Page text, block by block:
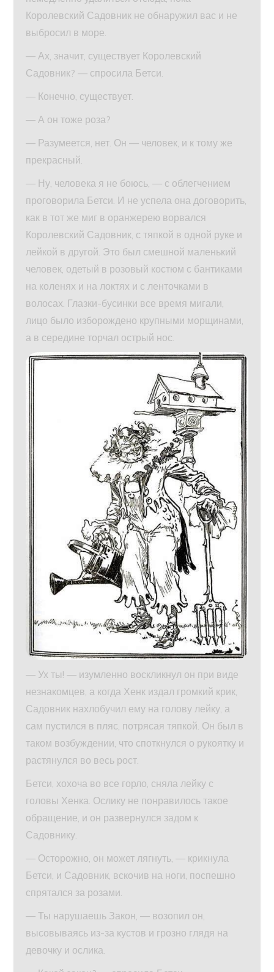
Королевский Садовник не обнаружил вас и не
выбросил в море.
— Ах, значит, существует Королевский
Садовник? — спросила Бетси.
— Конечно, существует.
— А он тоже роза?
— Разумеется, нет. Он — человек, и к тому же
прекрасный.
— Ну, человека я не боюсь, — с облегчением
проговорила Бетси. И не успела она договорить,
как в тот же миг в оранжерею ворвался
Королевский Садовник, с тяпкой в одной руке и
лейкой в другой. Это был смешной маленький
человек, одетый в розовый костюм с бантиками
на коленях и на локтях и с ленточками в
волосах. Глазки-бусинки все время мигали,
лицо было изборождено крупными морщинами,
а в середине торчал острый нос.
— Ух ты! — изумленно воскликнул он при виде
незнакомцев, а когда Хенк издал громкий крик,
Садовник нахлобучил ему на голову лейку, а
сам пустился в пляс, потрясая тяпкой. Он был в
таком возбуждении, что споткнулся о рукоятку и
растянулся во весь рост.
Бетси, хохоча во все горло, сняла лейку с
головы Хенка. Ослику не понравилось такое
обращение, и он развернулся задом к
Садовнику.
— Осторожно, он может лягнуть, — крикнула
Бетси, и Садовник, вскочив на ноги, поспешно
спрятался за розами.
— Ты нарушаешь Закон, — возопил он,
высовываясь из-за кустов и грозно глядя на
девочку и ослика.